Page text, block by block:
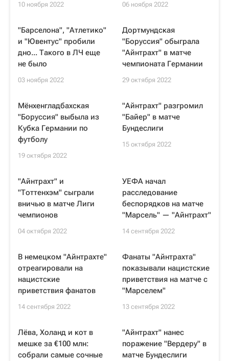
10 ноября 2022 06 ноября 2022
"Барселона", "Атлетико"
и "Ювентус" пробили
дно... Такого в ЛЧ еще
не было
03 ноября 2022
Дортмундская
"Боруссия" обыграла
"Айнтрахт" в матче
чемпионата Германии
29 октября 2022
Мёнхенгладбахская
"Боруссия" выбыла из
Кубка Германии по
футболу
19 октября 2022
"Айнтрахт" разгромил
"Байер" в матче
Бундеслиги
15 октября 2022
"Айнтрахт" и
"Тоттенхэм" сыграли
вничью в матче Лиги
чемпионов
04 октября 2022
УЕФА начал
расследование
беспорядков на матче
"Марсель" — "Айнтрахт"
14 сентября 2022
В немецком "Айнтрахте"
отреагировали на
нацистские
приветствия фанатов
14 сентября 2022
Фанаты "Айнтрахта"
показывали нацистские
приветствия на матче с
"Марселем"
13 сентября 2022
Лёва, Холанд и кот в
мешке за €100 млн:
собрали самые сочные
"Айнтрахт" нанес
поражение "Вердеру" в
матче Бундеслиги